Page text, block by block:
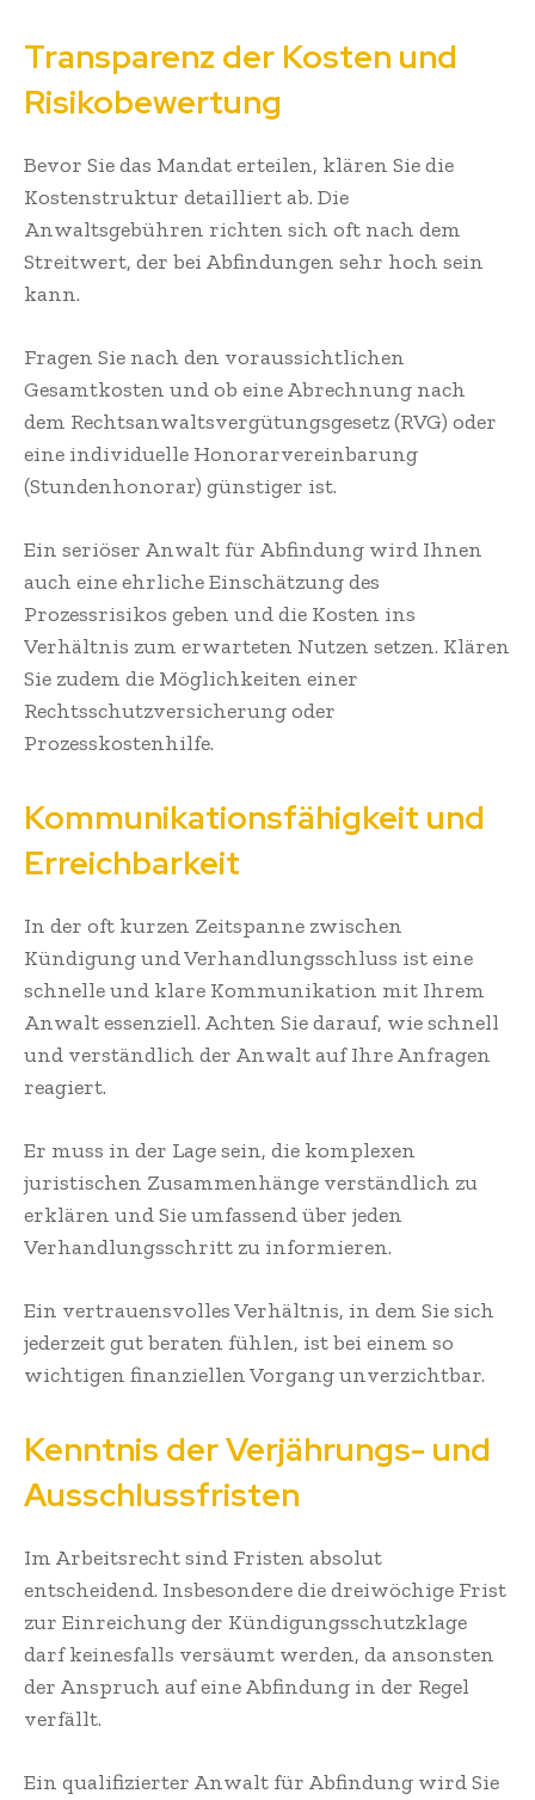
Transparenz der Kosten und
Risikobewertung
Bevor Sie das Mandat erteilen, klären Sie die
Kostenstruktur detailliert ab. Die
Anwaltsgebühren richten sich oft nach dem
Streitwert, der bei Abfindungen sehr hoch sein
kann.
Fragen Sie nach den voraussichtlichen
Gesamtkosten und ob eine Abrechnung nach
dem Rechtsanwaltsvergütungsgesetz (RVG) oder
eine individuelle Honorarvereinbarung
(Stundenhonorar) günstiger ist.
Ein seriöser Anwalt für Abfindung wird Ihnen
auch eine ehrliche Einschätzung des
Prozessrisikos geben und die Kosten ins
Verhältnis zum erwarteten Nutzen setzen. Klären
Sie zudem die Möglichkeiten einer
Rechtsschutzversicherung oder
Prozesskostenhilfe.
Kommunikationsfähigkeit und
Erreichbarkeit
In der oft kurzen Zeitspanne zwischen
Kündigung und Verhandlungsschluss ist eine
schnelle und klare Kommunikation mit Ihrem
Anwalt essenziell. Achten Sie darauf, wie schnell
und verständlich der Anwalt auf Ihre Anfragen
reagiert.
Er muss in der Lage sein, die komplexen
juristischen Zusammenhänge verständlich zu
erklären und Sie umfassend über jeden
Verhandlungsschritt zu informieren.
Ein vertrauensvolles Verhältnis, in dem Sie sich
jederzeit gut beraten fühlen, ist bei einem so
wichtigen finanziellen Vorgang unverzichtbar.
Kenntnis der Verjährungs- und
Ausschlussfristen
Im Arbeitsrecht sind Fristen absolut
entscheidend. Insbesondere die dreiwöchige Frist
zur Einreichung der Kündigungsschutzklage
darf keinesfalls versäumt werden, da ansonsten
der Anspruch auf eine Abfindung in der Regel
verfällt.
Ein qualifizierter Anwalt für Abfindung wird Sie